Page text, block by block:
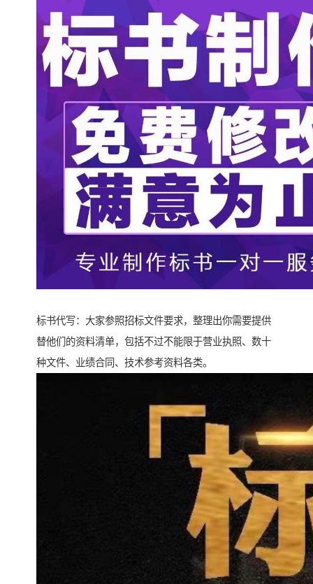
标书代写：大家参照招标文件要求，整理出你需要提供
替他们的资料清单，包括不过不能限于营业执照、数十
种文件、业绩合同、技术参考资料各类。